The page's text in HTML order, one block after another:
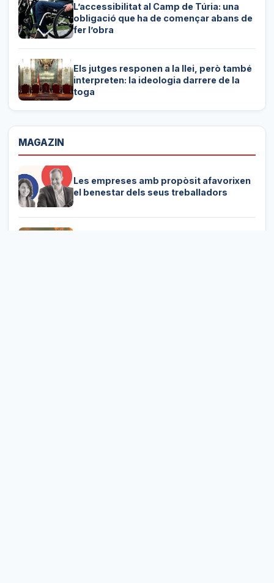
L’accessibilitat al Camp de Túria: una
obligació que ha de començar abans de
fer l’obra
Els jutges responen a la llei, però també
interpreten: la ideologia darrere de la
toga
MAGAZIN
Les empreses amb propòsit afavorixen
el benestar dels seus treballadors